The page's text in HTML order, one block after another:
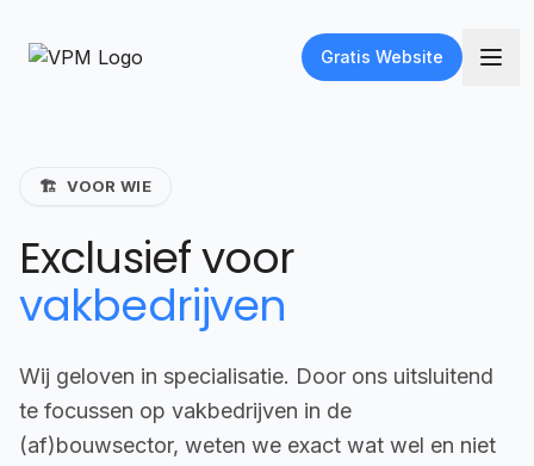
Gratis Website
🏗️ VOOR WIE
Exclusief voor
vakbedrijven
Wij geloven in specialisatie. Door ons uitsluitend
te focussen op vakbedrijven in de
(af)bouwsector, weten we exact wat wel en niet